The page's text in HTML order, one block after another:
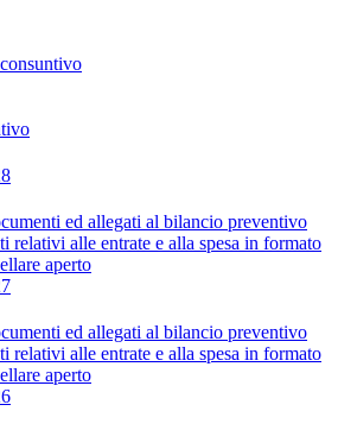
ed allegati al bilancio preventivo
relativi alle entrate e alla spesa in formato
aperto
ed allegati al bilancio preventivo
relativi alle entrate e alla spesa in formato
aperto